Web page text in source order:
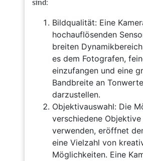
sind:
Bildqualität: Eine
hochauflösenden
breiten
es dem Fotografen,
einzufangen und eine
Bandbreite an
darzustellen.
Objektivauswahl: Die
verschiedene Objektive
verwenden, eröffnet
eine Vielzahl von
Möglichkeiten. Eine